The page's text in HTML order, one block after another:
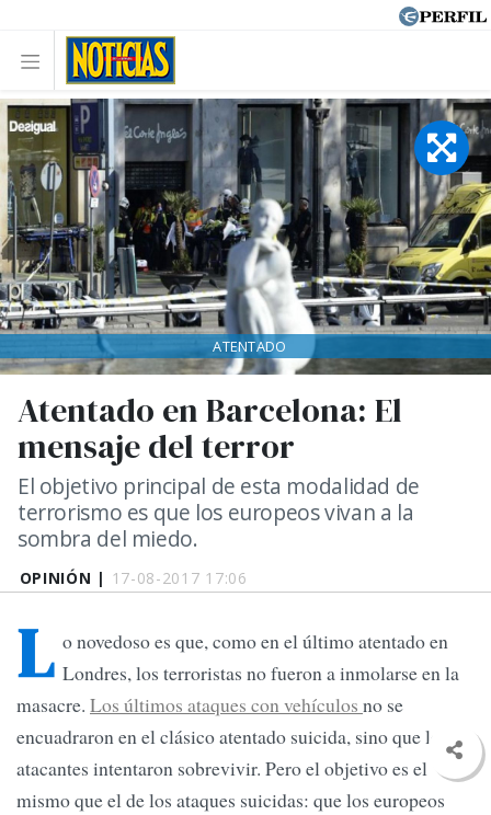
OPINIÓN | 17-08-2017 17:06
Atentado en Barcelona: El
mensaje del terror
El objetivo principal de esta modalidad de
terrorismo es que los europeos vivan a la
sombra del miedo.
ATENTADO
L o novedoso es que, como en el último atentado en
Londres, los terroristas no fueron a inmolarse en la
masacre. Los últimos ataques con vehículos no se
encuadraron en el clásico atentado suicida, sino que los
atacantes intentaron sobrevivir. Pero el objetivo es el
mismo que el de los ataques suicidas: que los europeos